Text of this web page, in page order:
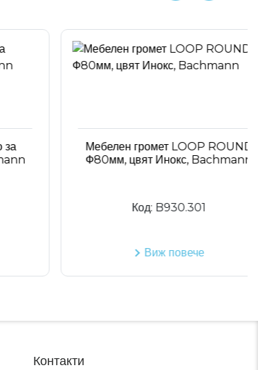
Мебелен громет LOOP ROUND
Ф80мм, цвят Инокс, Bachmann
B930.301
Виж повече
Контакти